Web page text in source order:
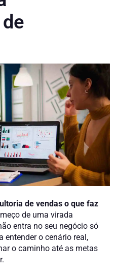
de vendas o que faz
de uma virada
entra no seu negócio só
entender o cenário real,
o caminho até as metas